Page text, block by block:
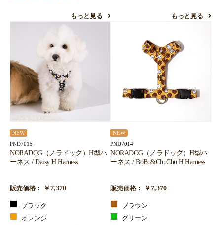
もっと見る もっと見る
NEW
PND7015
NORADOG（ノラドッグ）H型ハ
ーネス / Daisy H Harness
販売価格： ￥7,370
ブラック
オレンジ
NEW
PND7014
NORADOG（ノラドッグ）H型ハ
ーネス / BoBo&ChuChu H Harness
販売価格： ￥7,370
ブラウン
グリーン